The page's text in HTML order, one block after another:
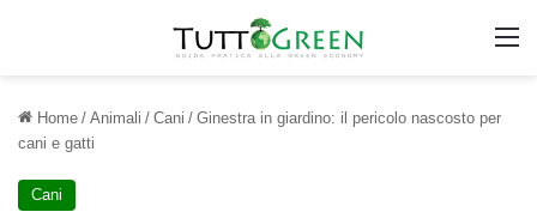
Home / Animali / Cani / Ginestra in giardino: il pericolo nascosto per
cani e gatti
Cani